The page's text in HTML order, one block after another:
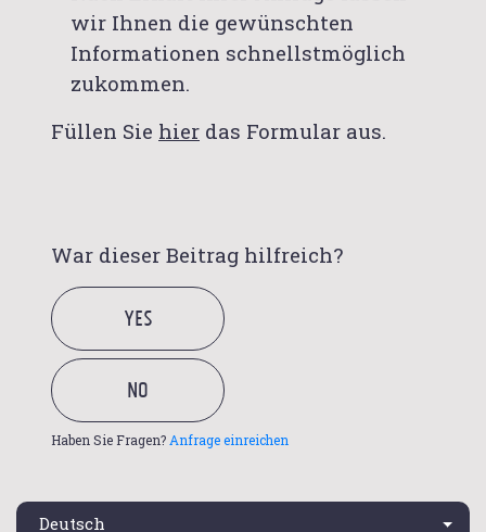
wir Ihnen die gewünschten
Informationen schnellstmöglich
zukommen.
Füllen Sie hier das Formular aus.
War dieser Beitrag hilfreich?
Haben Sie Fragen?Anfrage einreichen
Deutsch